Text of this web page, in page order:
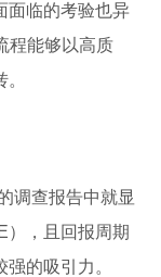
面临的考验也异
程能够以高质
查报告中就显
），且回报周期
的吸引力。